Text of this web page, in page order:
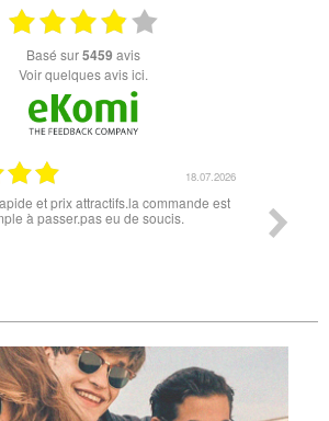
basé sur5459 avis
Voir quelques avis ici.
18.07.2026
et prix attractifs.la commande est
à passer.pas eu de soucis.